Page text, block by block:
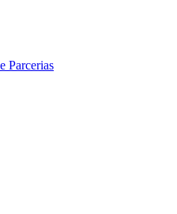
Parcerias